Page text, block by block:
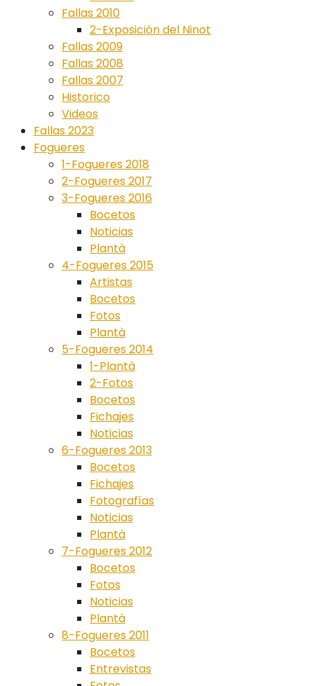
Fallas 2010
2-Exposición del Ninot
Fallas 2009
Fallas 2008
Fallas 2007
Historico
Videos
Fallas 2023
Fogueres
1-Fogueres 2018
2-Fogueres 2017
3-Fogueres 2016
Bocetos
Noticias
Plantà
4-Fogueres 2015
Artistas
Bocetos
Fotos
Plantà
5-Fogueres 2014
1-Plantà
2-Fotos
Bocetos
Fichajes
Noticias
6-Fogueres 2013
Bocetos
Fichajes
Fotografías
Noticias
Plantà
7-Fogueres 2012
Bocetos
Fotos
Noticias
Plantà
8-Fogueres 2011
Bocetos
Entrevistas